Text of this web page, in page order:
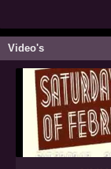
Video's